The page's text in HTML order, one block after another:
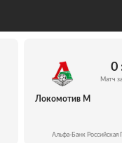
Локомотив М
0
Матч
Альфа-Банк Российская